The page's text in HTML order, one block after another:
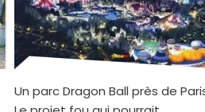
Un parc Dragon Ball près de